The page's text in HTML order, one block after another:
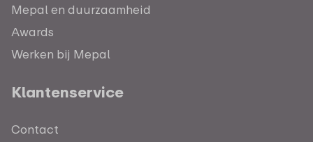
Mepal en duurzaamheid
Awards
Werken bij Mepal
Klantenservice
Contact